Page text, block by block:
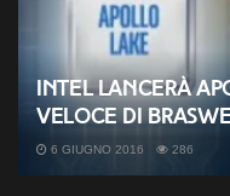
Intel lancerà
veloce di
6 GIUGNO 2016 286